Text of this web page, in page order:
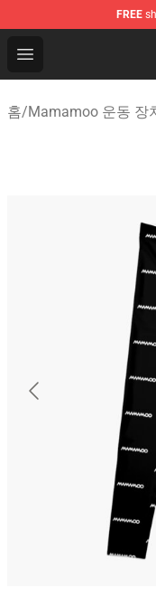
FREE
Open menu
Mamamoo
홈/Mamamoo 운동 장